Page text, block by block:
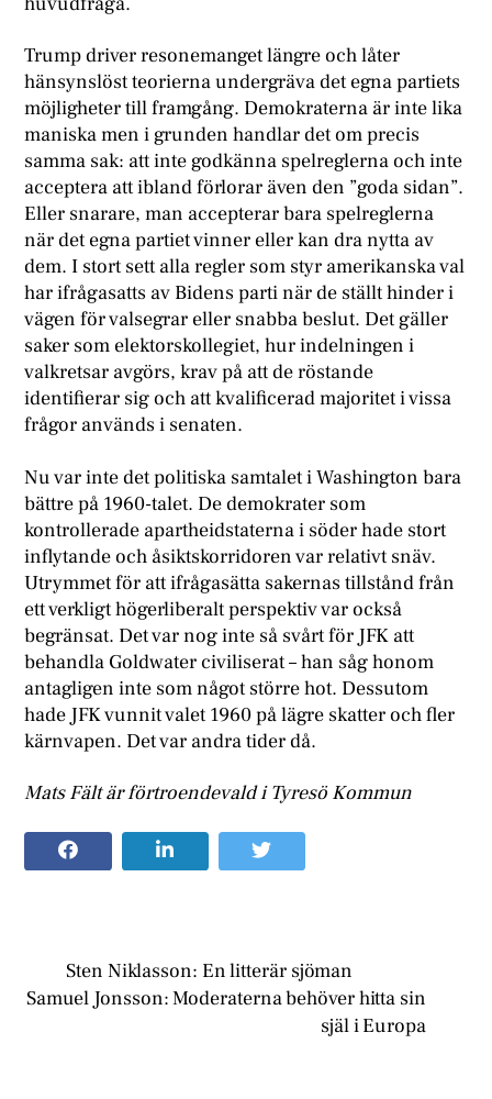
Trump driver resonemanget längre och låter
hänsynslöst teorierna undergräva det egna partiets
möjligheter till framgång. Demokraterna är inte lika
maniska men i grunden handlar det om precis
samma sak: att inte godkänna spelreglerna och inte
acceptera att ibland förlorar även den ”goda sidan”.
Eller snarare, man accepterar bara spelreglerna
när det egna partiet vinner eller kan dra nytta av
dem. I stort sett alla regler som styr amerikanska val
har ifrågasatts av Bidens parti när de ställt hinder i
vägen för valsegrar eller snabba beslut. Det gäller
saker som elektorskollegiet, hur indelningen i
valkretsar avgörs, krav på att de röstande
identifierar sig och att kvalificerad majoritet i vissa
frågor används i senaten.
Nu var inte det politiska samtalet i Washington bara
bättre på 1960-talet. De demokrater som
kontrollerade apartheidstaterna i söder hade stort
inflytande och åsiktskorridoren var relativt snäv.
Utrymmet för att ifrågasätta sakernas tillstånd från
ett verkligt högerliberalt perspektiv var också
begränsat. Det var nog inte så svårt för JFK att
behandla Goldwater civiliserat – han såg honom
antagligen inte som något större hot. Dessutom
hade JFK vunnit valet 1960 på lägre skatter och fler
kärnvapen. Det var andra tider då.
Mats Fält är förtroendevald i Tyresö Kommun
Sten Niklasson: En litterär sjöman
Samuel Jonsson: Moderaterna behöver hitta sin
själ i Europa